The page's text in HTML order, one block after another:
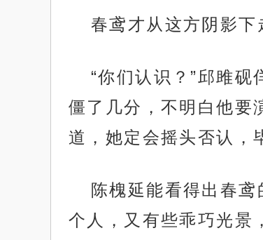
春鸢才从这方阴影下
“你们认识？”邱雎
僵了几分，不明白他要
道，她定会摇头否认，
陈槐延能看得出春
个人，又有些乖巧光景